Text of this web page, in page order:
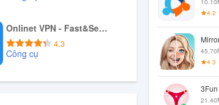
Download APK Onlinet VPN - Fast&Secure
4.3
Công cụ
Download APK
4.2
4.3